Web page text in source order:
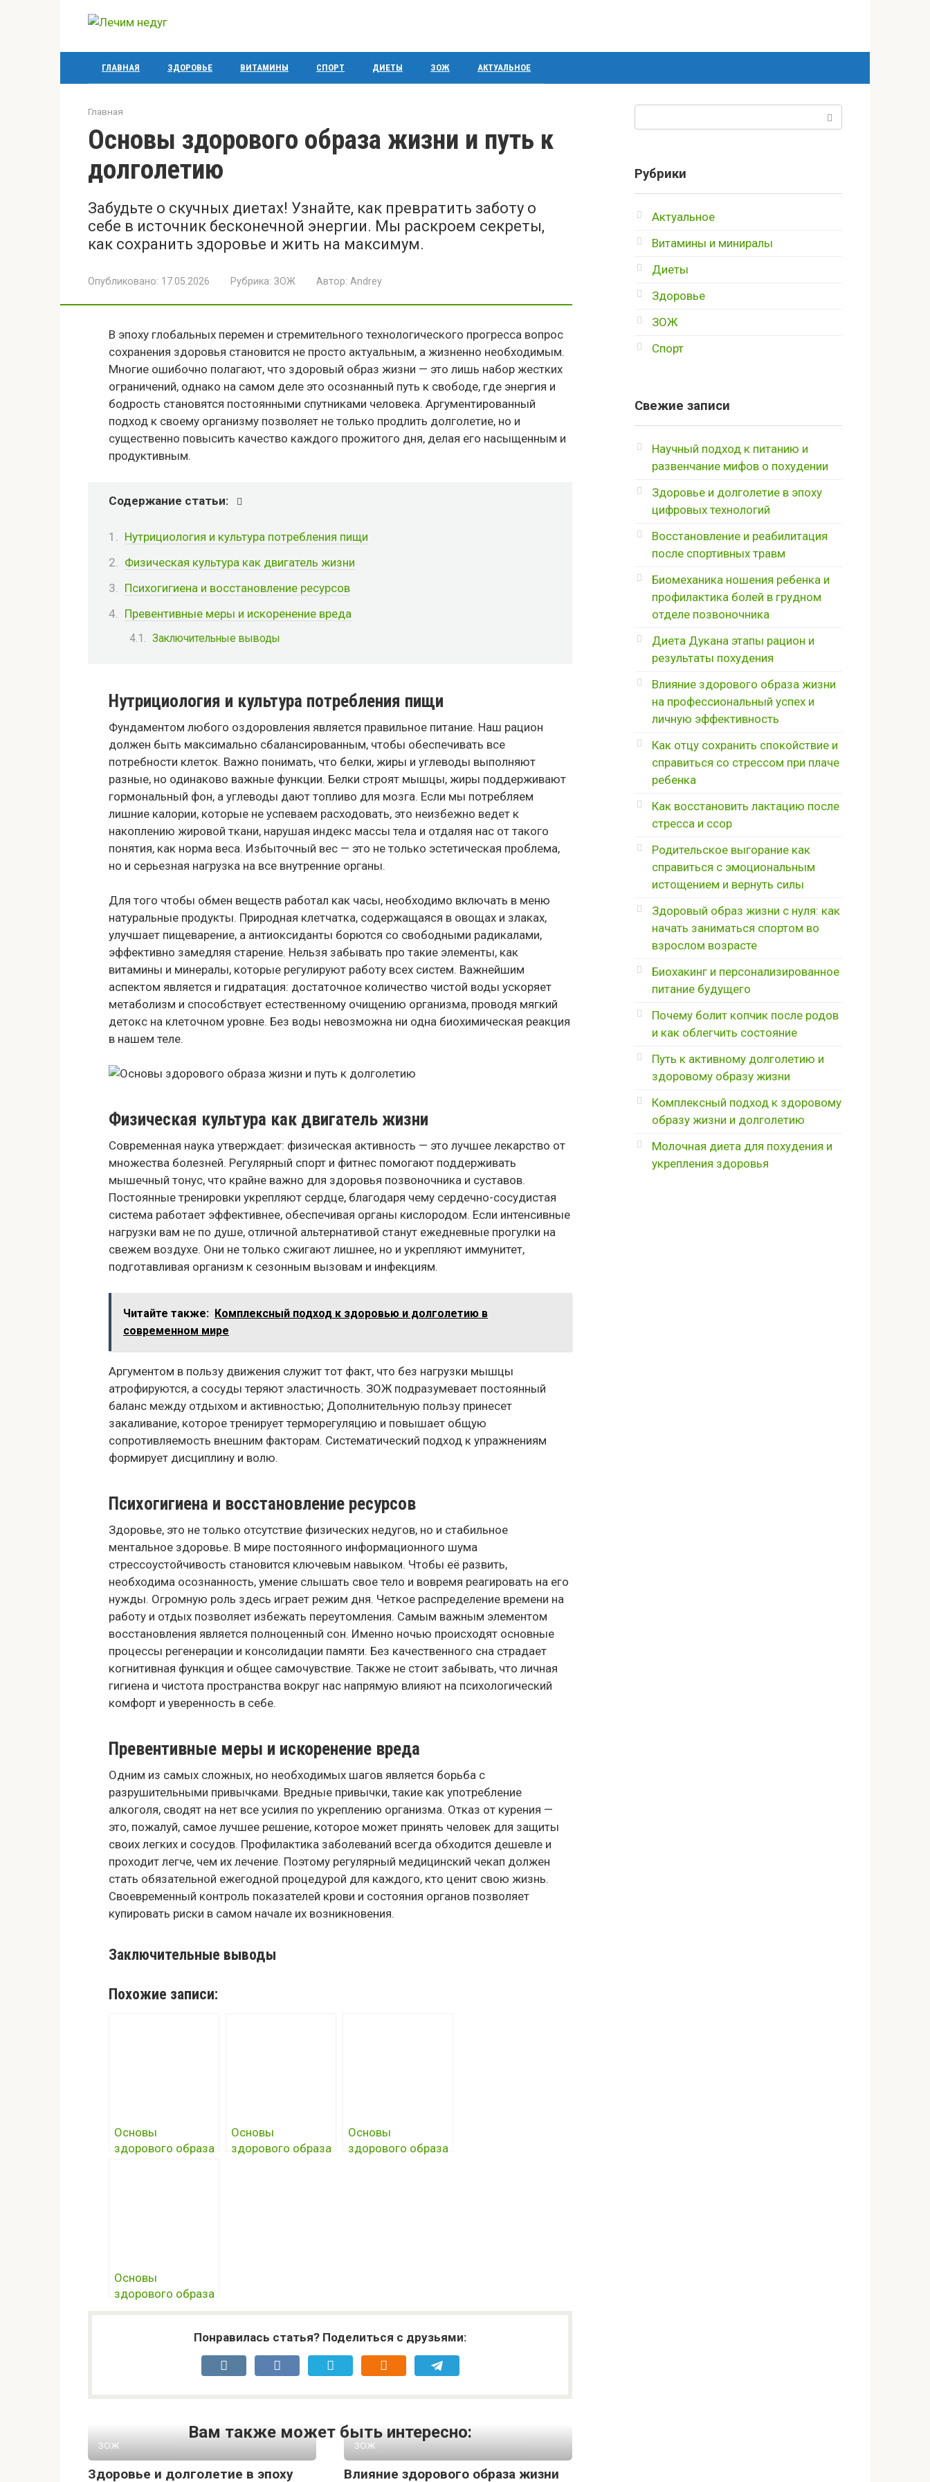
ГЛАВНАЯ ЗДОРОВЬЕ ВИТАМИНЫ СПОРТ ДИЕТЫ ЗОЖ АКТУАЛЬНОЕ
Главная
Основы здорового образа жизни и путь к
долголетию
Забудьте о скучных диетах! Узнайте, как превратить заботу о
себе в источник бесконечной энергии. Мы раскроем секреты,
как сохранить здоровье и жить на максимум.
Опубликовано: 17.05.2026 Рубрика: ЗОЖ Автор: Andrey
В эпоху глобальных перемен и стремительного технологического прогресса вопрос
сохранения здоровья становится не просто актуальным, а жизненно необходимым.
Многие ошибочно полагают, что здоровый образ жизни — это лишь набор жестких
ограничений, однако на самом деле это осознанный путь к свободе, где энергия и
бодрость становятся постоянными спутниками человека. Аргументированный
подход к своему организму позволяет не только продлить долголетие, но и
существенно повысить качество каждого прожитого дня, делая его насыщенным и
продуктивным.
Содержание статьи:
Нутрициология и культура потребления пищи
Физическая культура как двигатель жизни
Психогигиена и восстановление ресурсов
Превентивные меры и искоренение вреда
Заключительные выводы
Нутрициология и культура потребления пищи
Фундаментом любого оздоровления является правильное питание. Наш рацион
должен быть максимально сбалансированным, чтобы обеспечивать все
потребности клеток. Важно понимать, что белки, жиры и углеводы выполняют
разные, но одинаково важные функции. Белки строят мышцы, жиры поддерживают
гормональный фон, а углеводы дают топливо для мозга. Если мы потребляем
лишние калории, которые не успеваем расходовать, это неизбежно ведет к
накоплению жировой ткани, нарушая индекс массы тела и отдаляя нас от такого
понятия, как норма веса. Избыточный вес — это не только эстетическая проблема,
но и серьезная нагрузка на все внутренние органы.
Для того чтобы обмен веществ работал как часы, необходимо включать в меню
натуральные продукты. Природная клетчатка, содержащаяся в овощах и злаках,
улучшает пищеварение, а антиоксиданты борются со свободными радикалами,
эффективно замедляя старение. Нельзя забывать про такие элементы, как
витамины и минералы, которые регулируют работу всех систем. Важнейшим
аспектом является и гидратация: достаточное количество чистой воды ускоряет
метаболизм и способствует естественному очищению организма, проводя мягкий
детокс на клеточном уровне. Без воды невозможна ни одна биохимическая реакция
в нашем теле.
Физическая культура как двигатель жизни
Современная наука утверждает: физическая активность — это лучшее лекарство от
множества болезней. Регулярный спорт и фитнес помогают поддерживать
мышечный тонус, что крайне важно для здоровья позвоночника и суставов.
Постоянные тренировки укрепляют сердце, благодаря чему сердечно-сосудистая
система работает эффективнее, обеспечивая органы кислородом. Если интенсивные
нагрузки вам не по душе, отличной альтернативой станут ежедневные прогулки на
свежем воздухе. Они не только сжигают лишнее, но и укрепляют иммунитет,
подготавливая организм к сезонным вызовам и инфекциям.
Читайте также: Комплексный подход к здоровью и долголетию в
современном мире
Аргументом в пользу движения служит тот факт, что без нагрузки мышцы
атрофируются, а сосуды теряют эластичность. ЗОЖ подразумевает постоянный
баланс между отдыхом и активностью; Дополнительную пользу принесет
закаливание, которое тренирует терморегуляцию и повышает общую
сопротивляемость внешним факторам. Систематический подход к упражнениям
формирует дисциплину и волю.
Психогигиена и восстановление ресурсов
Здоровье, это не только отсутствие физических недугов, но и стабильное
ментальное здоровье. В мире постоянного информационного шума
стрессоустойчивость становится ключевым навыком. Чтобы её развить,
необходима осознанность, умение слышать свое тело и вовремя реагировать на его
нужды. Огромную роль здесь играет режим дня. Четкое распределение времени на
работу и отдых позволяет избежать переутомления. Самым важным элементом
восстановления является полноценный сон. Именно ночью происходят основные
процессы регенерации и консолидации памяти. Без качественного сна страдает
когнитивная функция и общее самочувствие. Также не стоит забывать, что личная
гигиена и чистота пространства вокруг нас напрямую влияют на психологический
комфорт и уверенность в себе.
Превентивные меры и искоренение вреда
Одним из самых сложных, но необходимых шагов является борьба с
разрушительными привычками. Вредные привычки, такие как употребление
алкоголя, сводят на нет все усилия по укреплению организма. Отказ от курения —
это, пожалуй, самое лучшее решение, которое может принять человек для защиты
своих легких и сосудов. Профилактика заболеваний всегда обходится дешевле и
проходит легче, чем их лечение. Поэтому регулярный медицинский чекап должен
стать обязательной ежегодной процедурой для каждого, кто ценит свою жизнь.
Своевременный контроль показателей крови и состояния органов позволяет
купировать риски в самом начале их возникновения.
Заключительные выводы
Похожие записи:
Основы
здорового образа
Основы
здорового образа
Основы
здорового образа
Основы
здорового образа
жизни в
Понравилась статья? Поделиться с друзьями:
Вам также может быть интересно:
ЗОЖ
Здоровье и долголетие в эпоху
ЗОЖ
Влияние здорового образа жизни
Рубрики
Актуальное
Витамины и миниралы
Диеты
Здоровье
ЗОЖ
Спорт
Свежие записи
Научный подход к питанию и
развенчание мифов о похудении
Здоровье и долголетие в эпоху
цифровых технологий
Восстановление и реабилитация
после спортивных травм
Биомеханика ношения ребенка и
профилактика болей в грудном
отделе позвоночника
Диета Дукана этапы рацион и
результаты похудения
Влияние здорового образа жизни
на профессиональный успех и
личную эффективность
Как отцу сохранить спокойствие и
справиться со стрессом при плаче
ребенка
Как восстановить лактацию после
стресса и ссор
Родительское выгорание как
справиться с эмоциональным
истощением и вернуть силы
Здоровый образ жизни с нуля: как
начать заниматься спортом во
взрослом возрасте
Биохакинг и персонализированное
питание будущего
Почему болит копчик после родов
и как облегчить состояние
Путь к активному долголетию и
здоровому образу жизни
Комплексный подход к здоровому
образу жизни и долголетию
Молочная диета для похудения и
укрепления здоровья